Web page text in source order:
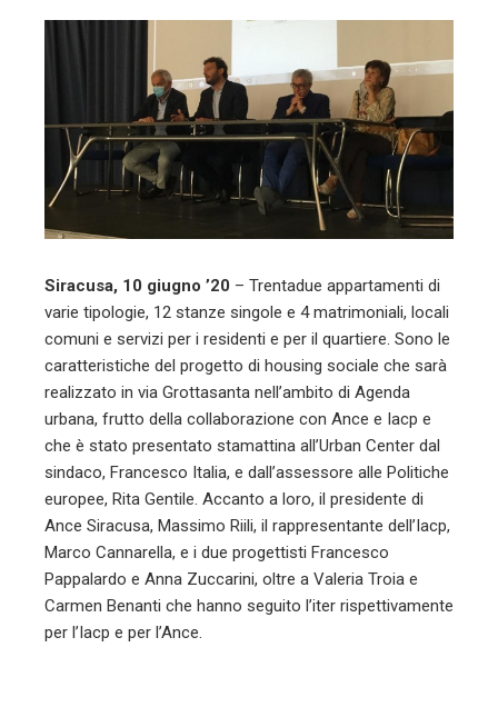
Siracusa, 10 giugno ’20 – Trentadue appartamenti di
varie tipologie, 12 stanze singole e 4 matrimoniali, locali
comuni e servizi per i residenti e per il quartiere. Sono le
caratteristiche del progetto di housing sociale che sarà
realizzato in via Grottasanta nell’ambito di Agenda
urbana, frutto della collaborazione con Ance e Iacp e
che è stato presentato stamattina all’Urban Center dal
sindaco, Francesco Italia, e dall’assessore alle Politiche
europee, Rita Gentile. Accanto a loro, il presidente di
Ance Siracusa, Massimo Riili, il rappresentante dell’Iacp,
Marco Cannarella, e i due progettisti Francesco
Pappalardo e Anna Zuccarini, oltre a Valeria Troia e
Carmen Benanti che hanno seguito l’iter rispettivamente
per l’Iacp e per l’Ance.